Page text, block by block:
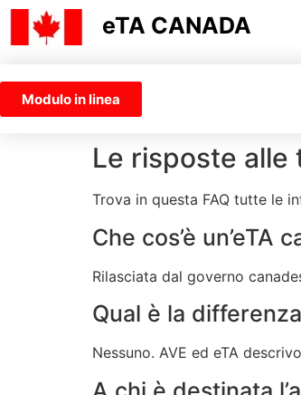
eTA CANADA
Modulo in linea
Le risposte alle
Trova in questa FAQ tutte le
Che cos’è un’eTA
Rilasciata dal governo
Qual è la differenza
Nessuno. AVE ed eTA